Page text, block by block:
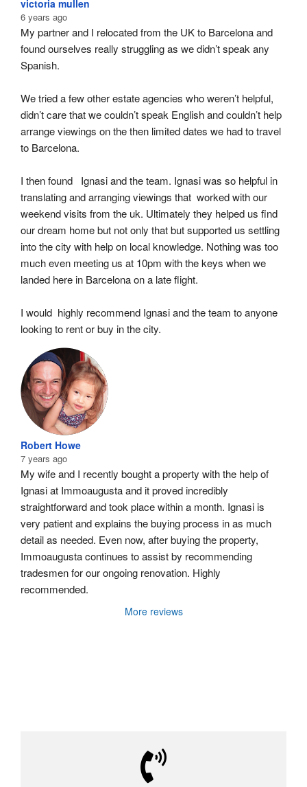
victoria mullen
6 years ago
My partner and I relocated from the UK to Barcelona and
found ourselves really struggling as we didn’t speak any
Spanish.
We tried a few other estate agencies who weren’t helpful,
didn’t care that we couldn’t speak English and couldn’t help
arrange viewings on the then limited dates we had to travel
to Barcelona.
I then found   Ignasi and the team. Ignasi was so helpful in
translating and arranging viewings that  worked with our
weekend visits from the uk. Ultimately they helped us find
our dream home but not only that but supported us settling
into the city with help on local knowledge. Nothing was too
much even meeting us at 10pm with the keys when we
landed here in Barcelona on a late flight.
I would  highly recommend Ignasi and the team to anyone
looking to rent or buy in the city.
Robert Howe
7 years ago
My wife and I recently bought a property with the help of
Ignasi at Immoaugusta and it proved incredibly
straightforward and took place within a month. Ignasi is
very patient and explains the buying process in as much
detail as needed. Even now, after buying the property,
Immoaugusta continues to assist by recommending
tradesmen for our ongoing renovation. Highly
recommended.
More reviews
